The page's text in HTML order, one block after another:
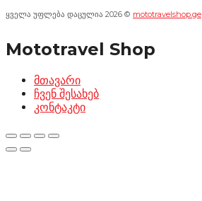
ყველა უფლება დაცულია 2026 © mototravelshop.ge
Mototravel Shop
მთავარი
ჩვენ შესახებ
კონტაკტი